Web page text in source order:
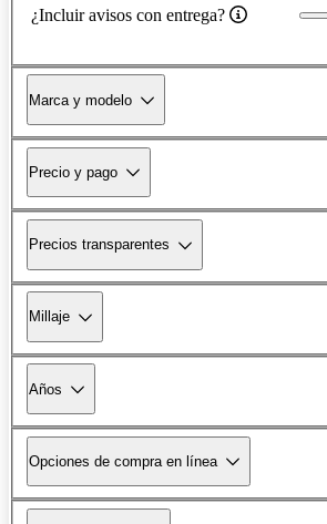
¿Incluir avisos con entrega?
Marca y modelo
Precio y pago
Precios transparentes
Millaje
Años
Opciones de compra en línea